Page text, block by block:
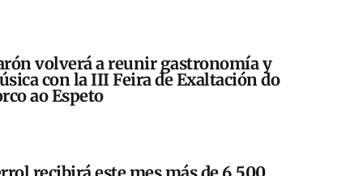
volverá a reunir gastronomía y
con la III Feira de Exaltación do
ao Espeto